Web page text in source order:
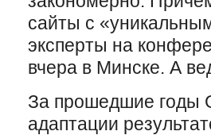
сайты с
эксперты на
вчера в Минске. А
За прошедшие годы
адаптации